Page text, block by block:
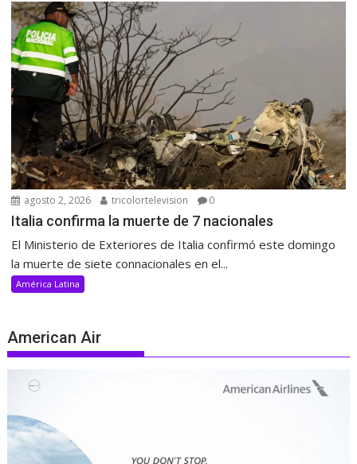
agosto 2, 2026 tricolortelevision 0
Italia confirma la muerte de 7 nacionales
El Ministerio de Exteriores de Italia confirmó este domingo
la muerte de siete connacionales en el...
América Latina
American Air